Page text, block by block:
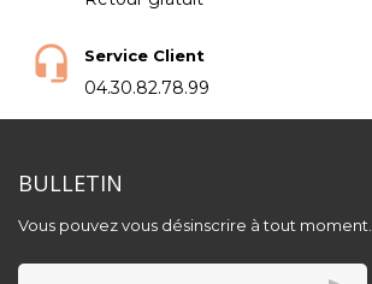
Service Client
04.30.82.78.99
BULLETIN
Vous pouvez vous désinscrire à tout moment.